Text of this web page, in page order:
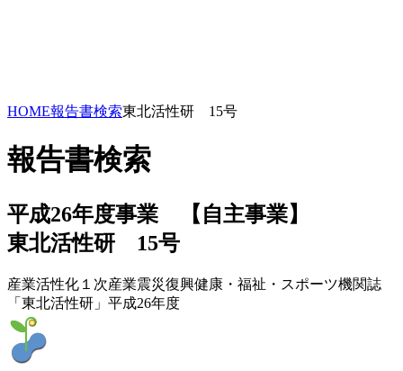
HOME報告書検索東北活性研 15号
報告書検索
平成26年度事業 【自主事業】
東北活性研 15号
産業活性化 １次産業震災復興健康・福祉・スポーツ機関誌
「東北活性研」 平成26年度